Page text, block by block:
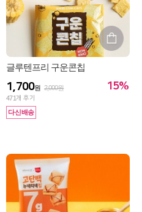
글루텐프리 구운콘칩
1,700원 2,000원
471개 후기
15%
다신배송